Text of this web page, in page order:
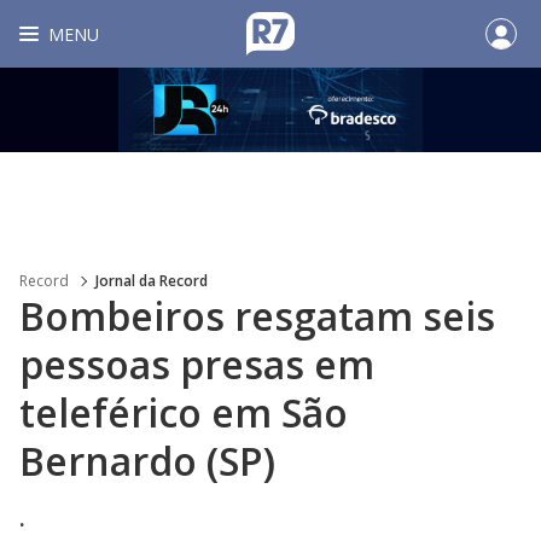
MENU
Record Jornal da Record
Bombeiros resgatam seis
pessoas presas em
teleférico em São
Bernardo (SP)
.